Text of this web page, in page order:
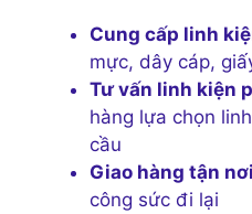
Cung cấp linh
mực, dây cáp,
Tư vấn linh kiện
hàng lựa chọn
cầu
Giao hàng tận
công sức đi lại